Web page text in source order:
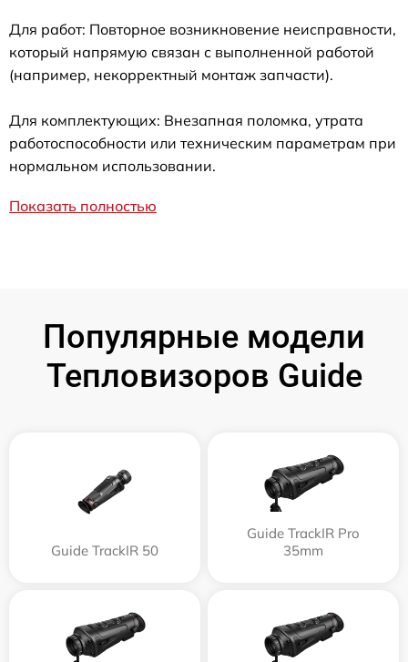
Для работ: Повторное возникновение неисправности,
который напрямую связан с выполненной работой
(например, некорректный монтаж запчасти).
Для комплектующих: Внезапная поломка, утрата
работоспособности или техническим параметрам при
нормальном использовании.
Показать полностью
Популярные модели
Тепловизоров Guide
Guide TrackIR 50
Guide TrackIR Pro
35mm